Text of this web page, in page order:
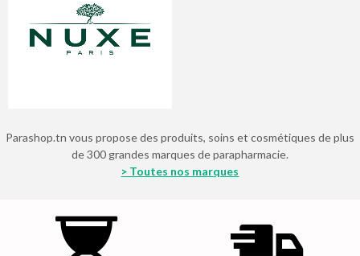
Parashop.tn vous propose des produits, soins et cosmétiques de plus
de 300 grandes marques de parapharmacie.
> Toutes nos marques